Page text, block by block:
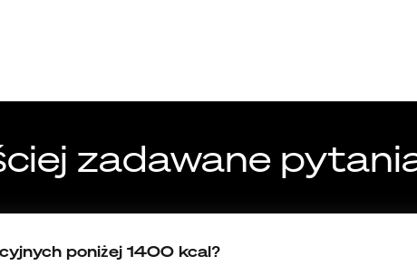
zadawane
poniżej 1400 kcal?